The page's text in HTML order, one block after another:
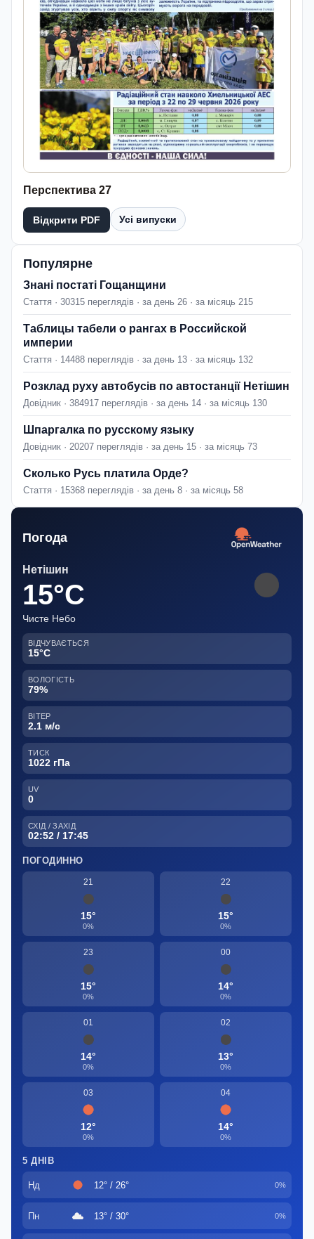
Перспектива 27
Відкрити PDF Усі випуски
Популярне
Знані постаті Гощанщини
Стаття · 30315 переглядів · за день 26 · за місяць 215
Таблицы табели о рангах в Российской
империи
Стаття · 14488 переглядів · за день 13 · за місяць 132
Розклад руху автобусів по автостанції Нетішин
Довідник · 384917 переглядів · за день 14 · за місяць 130
Шпаргалка по русскому языку
Довідник · 20207 переглядів · за день 15 · за місяць 73
Сколько Русь платила Орде?
Стаття · 15368 переглядів · за день 8 · за місяць 58
Погода
Нетішин
15°C
Чисте Небо
ВІДЧУВАЄТЬСЯ
15°C
ВОЛОГІСТЬ
79%
ВІТЕР
2.1 м/с
ТИСК
1022 гПа
UV
0
СХІД / ЗАХІД
02:52 / 17:45
ПОГОДИННО
21
15°
0%
22
15°
0%
23
15°
0%
00
14°
0%
01
14°
0%
02
13°
0%
03
12°
0%
04
14°
0%
5 ДНІВ
Нд 12° / 26° 0%
Пн 13° / 30° 0%